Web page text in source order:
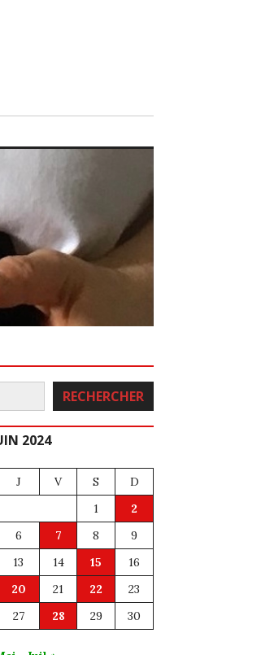
RECHERCHER
2024
J V S
D
1
2
6 7 8
9
13 14 15
16
20 21 22
23
27 28 29 30